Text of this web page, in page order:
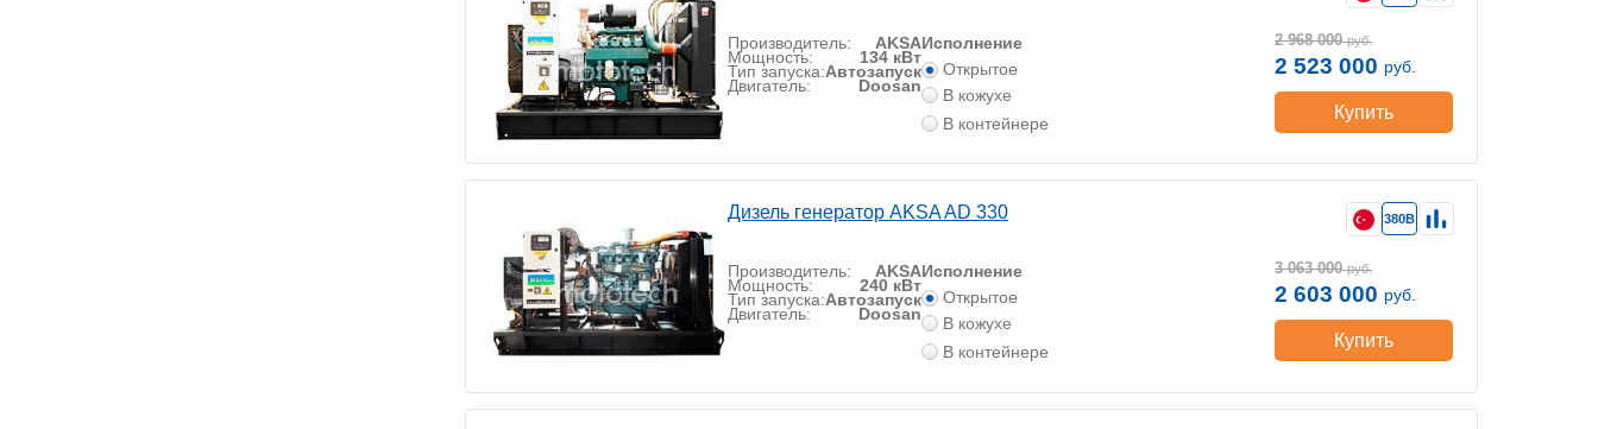
Производитель: AKSA
Мощность: 134 кВт
Тип запуска:Автозапуск
Двигатель: Doosan
Исполнение
Открытое
В кожухе
В контейнере
2 968 000 руб.
2 523 000 руб.
Купить
Дизель генератор AKSA AD 330
Производитель: AKSA
Мощность: 240 кВт
Тип запуска:Автозапуск
Двигатель: Doosan
Исполнение
Открытое
В кожухе
В контейнере
380В
3 063 000 руб.
2 603 000 руб.
Купить